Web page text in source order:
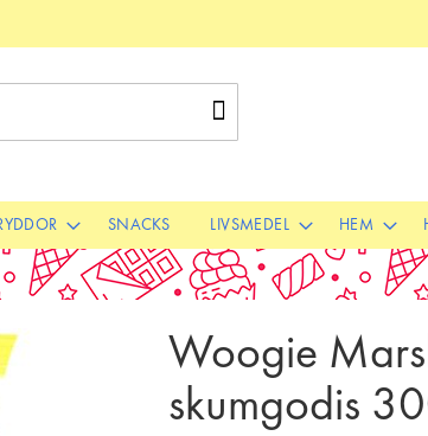
SNACKS LIVSMEDEL HEM
Woogie
skumgodis